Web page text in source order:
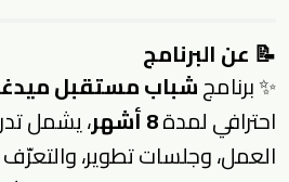
📝 عن البرنامج
✨ برنامجشباب مستقبل
احترافي لمدة8 أشهر
، يشمل
العمل، وجلسات تطوير،